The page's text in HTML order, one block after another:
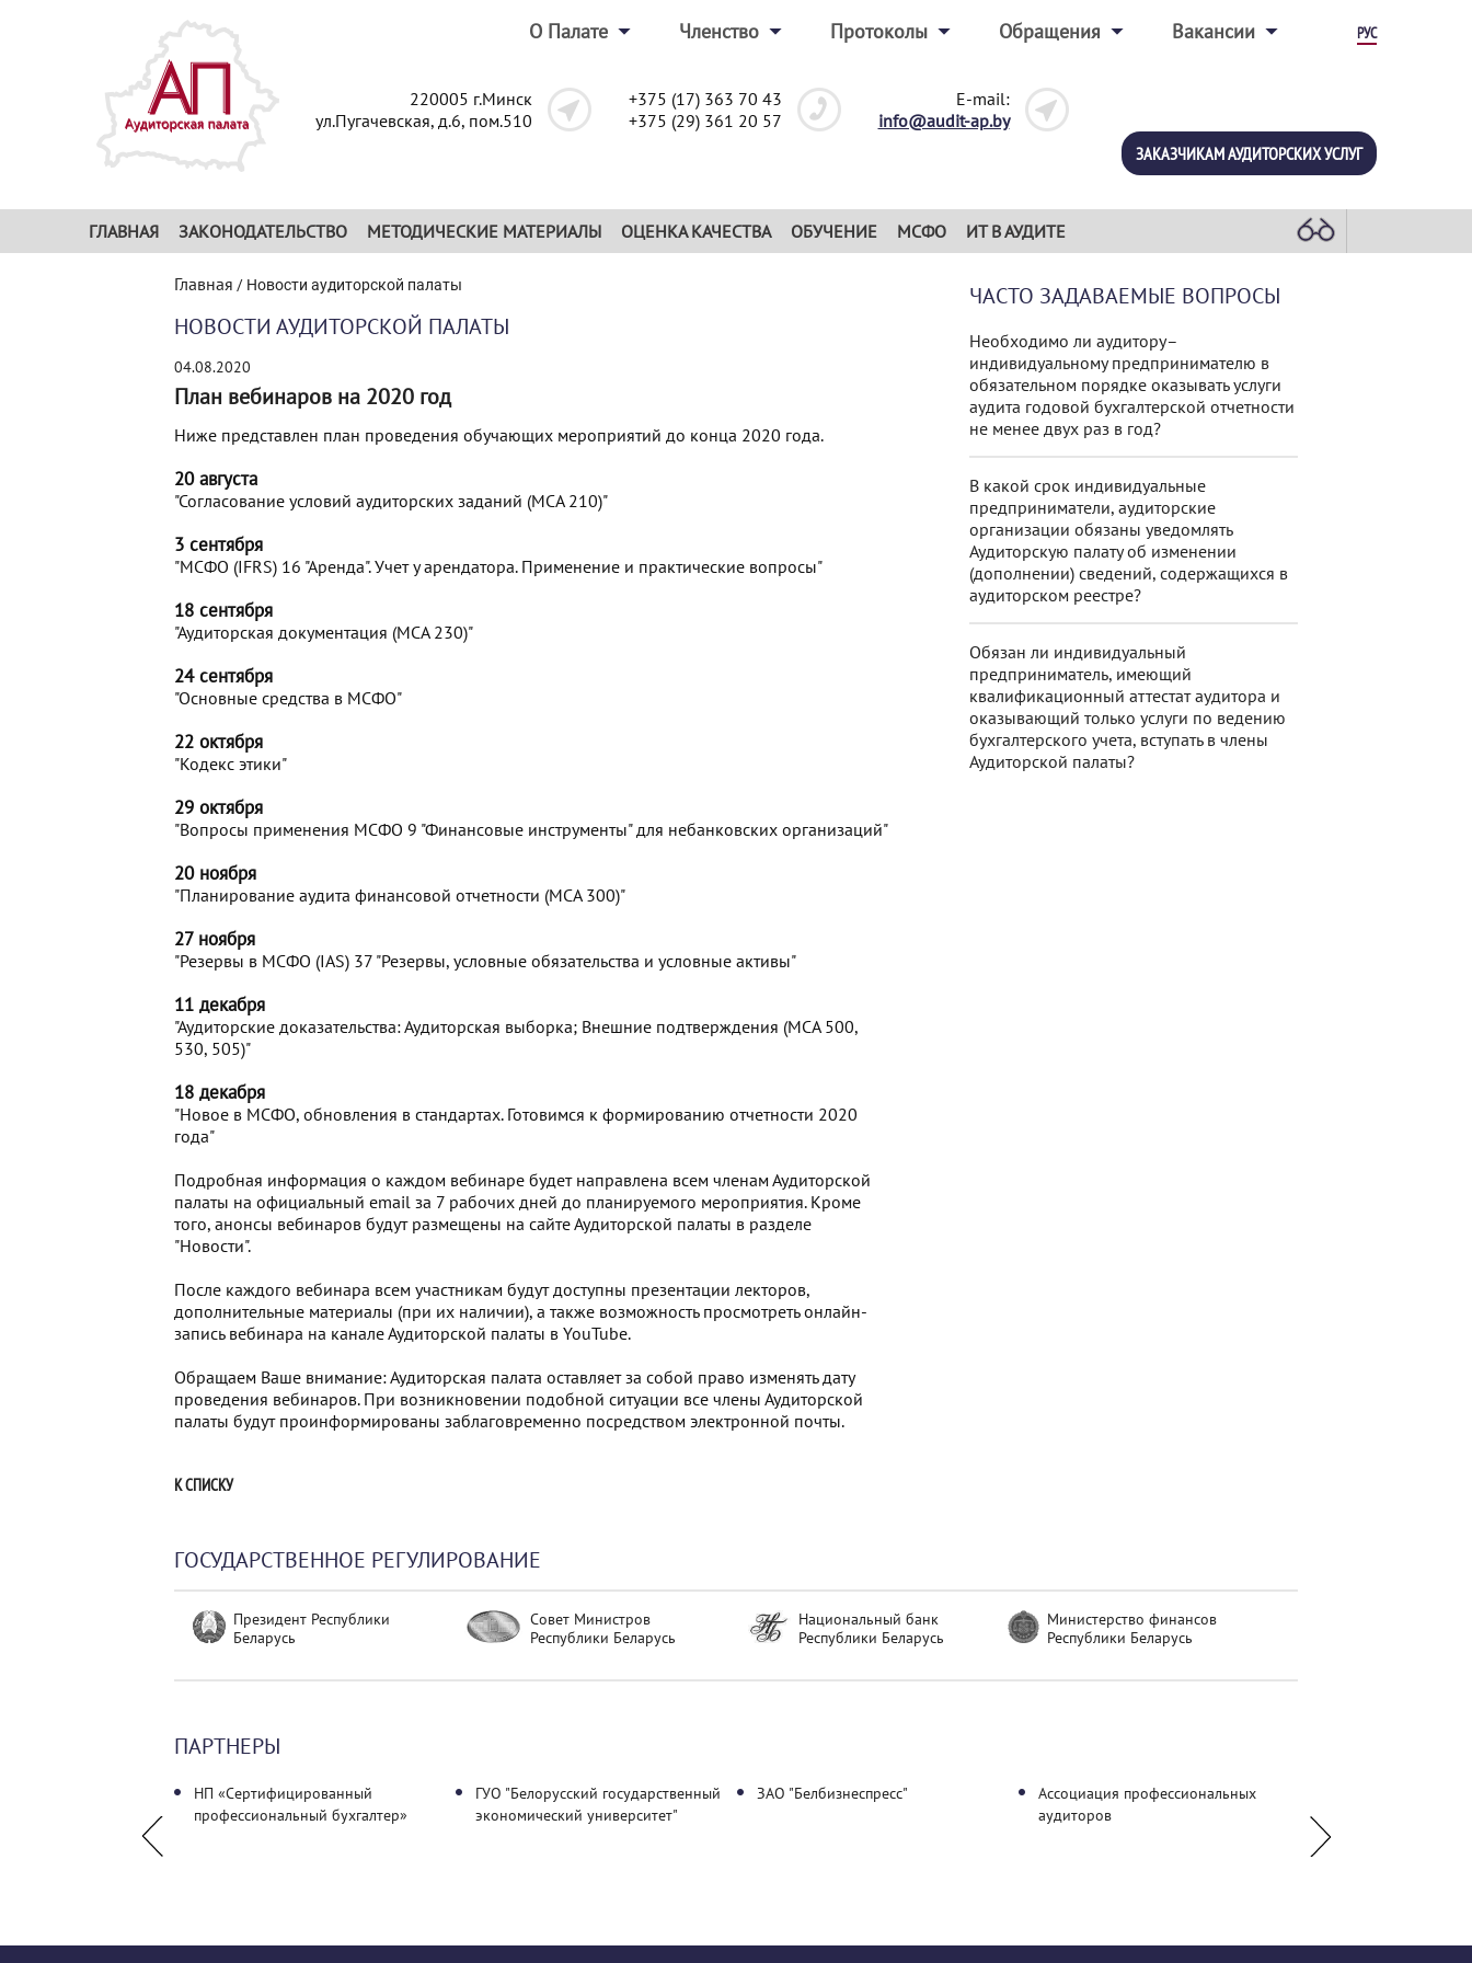
О Палате Членство Протоколы Обращения Вакансии РУС
220005 г.Минск
ул.Пугачевская, д.6, пом.510
+375 (17) 363 70 43
+375 (29) 361 20 57
E-mail:
info@audit-ap.by
ЗАКАЗЧИКАМ АУДИТОРСКИХ УСЛУГ
ГЛАВНАЯ ЗАКОНОДАТЕЛЬСТВО МЕТОДИЧЕСКИЕ МАТЕРИАЛЫ ОЦЕНКА КАЧЕСТВА ОБУЧЕНИЕ МСФО ИТ В АУДИТЕ
Главная / Новости аудиторской палаты
НОВОСТИ АУДИТОРСКОЙ ПАЛАТЫ
04.08.2020
План вебинаров на 2020 год
Ниже представлен план проведения обучающих мероприятий до конца 2020 года.
20 августа
"Согласование условий аудиторских заданий (МСА 210)"
3 сентября
"МСФО (IFRS) 16 "Аренда". Учет у арендатора. Применение и практические вопросы"
18 сентября
"Аудиторская документация (МСА 230)"
24 сентября
"Основные средства в МСФО"
22 октября
"Кодекс этики"
29 октября
"Вопросы применения МСФО 9 "Финансовые инструменты" для небанковских организаций"
20 ноября
"Планирование аудита финансовой отчетности (МСА 300)"
27 ноября
"Резервы в МСФО (IAS) 37 "Резервы, условные обязательства и условные активы"
11 декабря
"Аудиторские доказательства: Аудиторская выборка; Внешние подтверждения (МСА 500,
530, 505)"
18 декабря
"Новое в МСФО, обновления в стандартах. Готовимся к формированию отчетности 2020
года"
Подробная информация о каждом вебинаре будет направлена всем членам Аудиторской
палаты на официальный email за 7 рабочих дней до планируемого мероприятия. Кроме
того, анонсы вебинаров будут размещены на сайте Аудиторской палаты в разделе
"Новости".
После каждого вебинара всем участникам будут доступны презентации лекторов,
дополнительные материалы (при их наличии), а также возможность просмотреть онлайн-
запись вебинара на канале Аудиторской палаты в YouTube.
Обращаем Ваше внимание: Аудиторская палата оставляет за собой право изменять дату
проведения вебинаров. При возникновении подобной ситуации все члены Аудиторской
палаты будут проинформированы заблаговременно посредством электронной почты.
К СПИСКУ
ЧАСТО ЗАДАВАЕМЫЕ ВОПРОСЫ
Необходимо ли аудитору–
индивидуальному предпринимателю в
обязательном порядке оказывать услуги
аудита годовой бухгалтерской отчетности
не менее двух раз в год?
В какой срок индивидуальные
предприниматели, аудиторские
организации обязаны уведомлять
Аудиторскую палату об изменении
(дополнении) сведений, содержащихся в
аудиторском реестре?
Обязан ли индивидуальный
предприниматель, имеющий
квалификационный аттестат аудитора и
оказывающий только услуги по ведению
бухгалтерского учета, вступать в члены
Аудиторской палаты?
ГОСУДАРСТВЕННОЕ РЕГУЛИРОВАНИЕ
Президент Республики
Беларусь
Совет Министров
Республики Беларусь
Национальный банк
Республики Беларусь
Министерство финансов
Республики Беларусь
ПАРТНЕРЫ
НП «Сертифицированный
профессиональный бухгалтер»
ГУО "Белорусский государственный
экономический университет"
ЗАО "Белбизнеспресс"
Ассоциация профессиональных
аудиторов